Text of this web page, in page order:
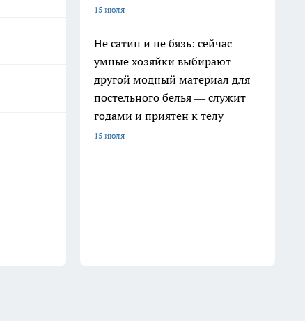
15 июля
Не сатин и не бязь: сейчас
умные хозяйки выбирают
другой модный материал для
постельного белья — служит
годами и приятен к телу
15 июля